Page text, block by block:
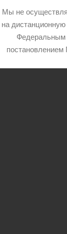
Мы не
на
Федеральным
постановлением